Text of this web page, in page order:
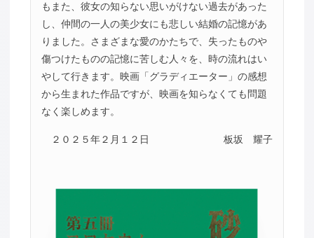
もまた、彼女の知らない思いがけない過去があった
し、仲間の一人の美少女にも悲しい結婚の記憶があ
りました。さまざまな愛のかたちで、失ったものや
傷つけたものの記憶に苦しむ人々を、時の流れはい
やして行きます。映画「グラディエーター」の感想
から生まれた作品ですが、映画を知らなくても問題
なく楽しめます。
２０２５年２月１２日 板坂 耀子